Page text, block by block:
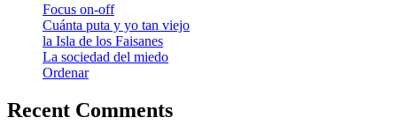
Focus on-off
Cuánta puta y yo tan viejo
la Isla de los Faisanes
La sociedad del miedo
Ordenar
Recent Comments